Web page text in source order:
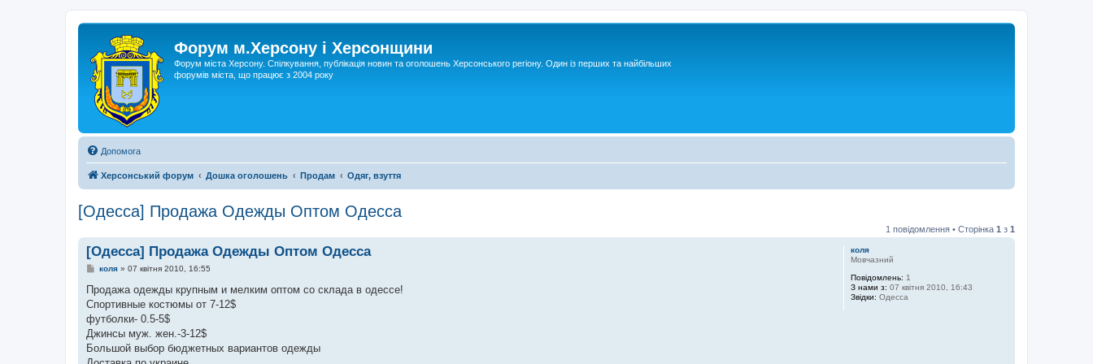
Форум м.Херсону і Херсонщини
Форум міста Херсону. Спілкування, публікація новин та оголошень Херсонського регіону. Один із перших та найбільших
форумів міста, що працює з 2004 року
Допомога
Херсонський форум Дошка оголошень Продам Одяг, взуття
[Одесса] Продажа Одежды Оптом Одесса
1 повідомлення • Сторінка 1 з 1
коля
Мовчазний
Повідомлень: 1
З нами з: 07 квітня 2010, 16:43
Звідки: Одесса
[Одесса] Продажа Одежды Оптом Одесса
П
в
д
о
м
л
е
коля» 07 квітня 2010, 16:55
Продажа одежды крупным и мелким оптом со склада в одессе!
Спортивные костюмы от 7-12$
футболки- 0.5-5$
Джинсы муж. жен.-3-12$
Большой выбор бюджетных вариантов одежды